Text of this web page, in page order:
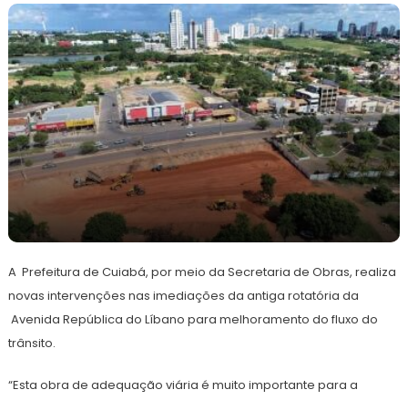
14
junho
de
Redação
A Prefeitura de Cuiabá, por meio da Secretaria de Obras, realiza
novas intervenções nas imediações da antiga rotatória da
Avenida República do Líbano para melhoramento do fluxo do
trânsito.
“Esta obra de adequação viária é muito importante para a